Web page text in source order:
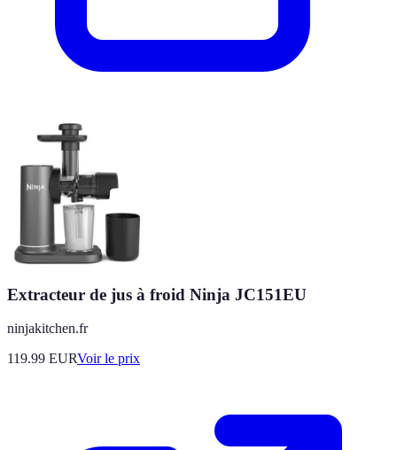
Extracteur de jus à froid Ninja JC151EU
ninjakitchen.fr
119.99 EURVoir le prix